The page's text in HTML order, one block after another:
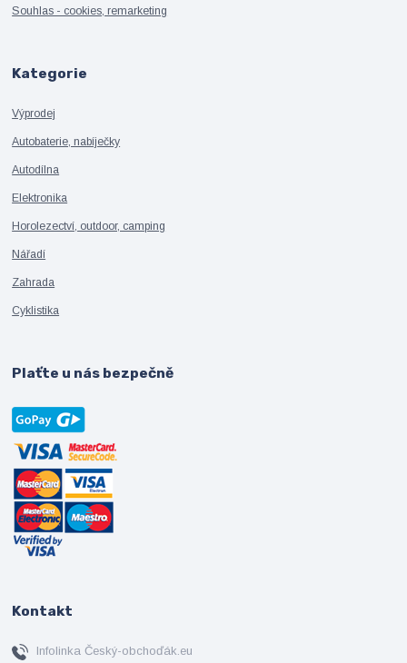
Souhlas - cookies, remarketing
Kategorie
Výprodej
Autobaterie, nabíječky
Autodílna
Elektronika
Horolezectví, outdoor, camping
Nářadí
Zahrada
Cyklistika
Plaťte u nás bezpečně
Kontakt
Infolinka Český-obchoďák.eu